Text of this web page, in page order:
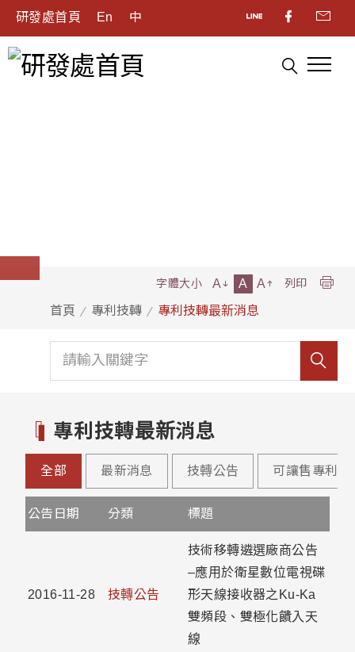
研發處首頁 En 中
首頁 專利技轉 專利技轉最新消息
字體大小 A A A 列印
專利技轉最新消息
全部 最新消息 技轉公告 可讓售專利公
公告日期 分類 標題
2016-11-28 技轉公告
技術移轉遴選廠商公告
–應用於衛星數位電視碟
形天線接收器之Ku-Ka
雙頻段、雙極化饋入天
線